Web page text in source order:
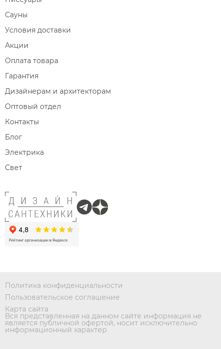
Сауны
Условия доставки
Акции
Оплата товара
Гарантия
Дизайнерам и архитекторам
Оптовый отдел
Контакты
Блог
Электрика
Свет
Политика конфиденциальности
Пользовательское соглашение
Карта сайта
Вся представленная на данном сайте информация не
является публичной офертой, носит исключительно
информационный характер